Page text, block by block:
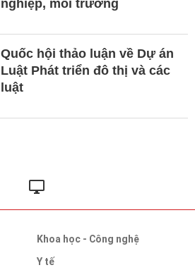
nghiệp, môi trường
Quốc hội thảo luận về Dự án
Luật Phát triển đô thị và các
luật
Khoa học - Công nghệ
Y tế